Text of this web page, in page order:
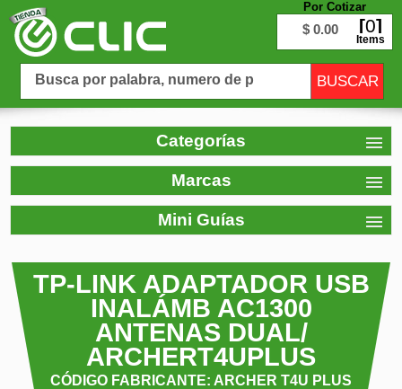
Por Cotizar
$ 0.00 0
Items
Categorías
Marcas
Mini Guías
TP-LINK ADAPTADOR USB
INALÁMB AC1300
ANTENAS DUAL/
ARCHERT4UPLUS
CÓDIGO FABRICANTE: ARCHER T4U PLUS